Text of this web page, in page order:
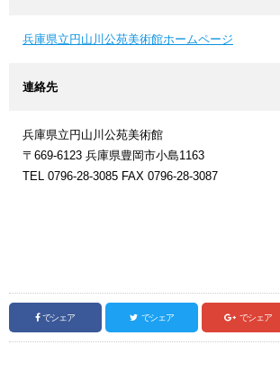
兵庫県立円山川公苑美術館ホームページ
連絡先
兵庫県立円山川公苑美術館
〒669-6123 兵庫県豊岡市小島1163
TEL 0796-28-3085 FAX 0796-28-3087
でシェア でシェア でシェア